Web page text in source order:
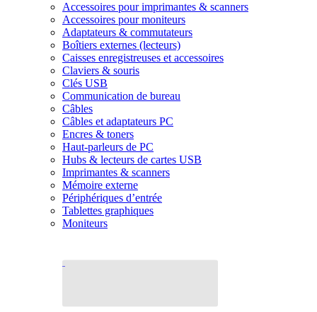
Accessoires pour imprimantes & scanners
Accessoires pour moniteurs
Adaptateurs & commutateurs
Boîtiers externes (lecteurs)
Caisses enregistreuses et accessoires
Claviers & souris
Clés USB
Communication de bureau
Câbles
Câbles et adaptateurs PC
Encres & toners
Haut-parleurs de PC
Hubs & lecteurs de cartes USB
Imprimantes & scanners
Mémoire externe
Périphériques d’entrée
Tablettes graphiques
Moniteurs